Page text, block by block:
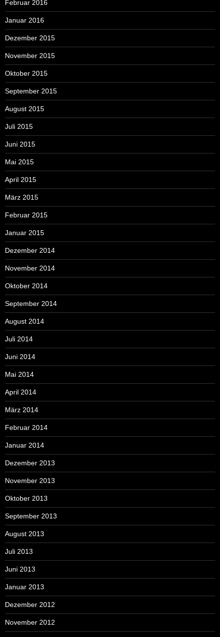
Februar 2016
Januar 2016
Dezember 2015
November 2015
Oktober 2015
September 2015
August 2015
Juli 2015
Juni 2015
Mai 2015
April 2015
März 2015
Februar 2015
Januar 2015
Dezember 2014
November 2014
Oktober 2014
September 2014
August 2014
Juli 2014
Juni 2014
Mai 2014
April 2014
März 2014
Februar 2014
Januar 2014
Dezember 2013
November 2013
Oktober 2013
September 2013
August 2013
Juli 2013
Juni 2013
Januar 2013
Dezember 2012
November 2012